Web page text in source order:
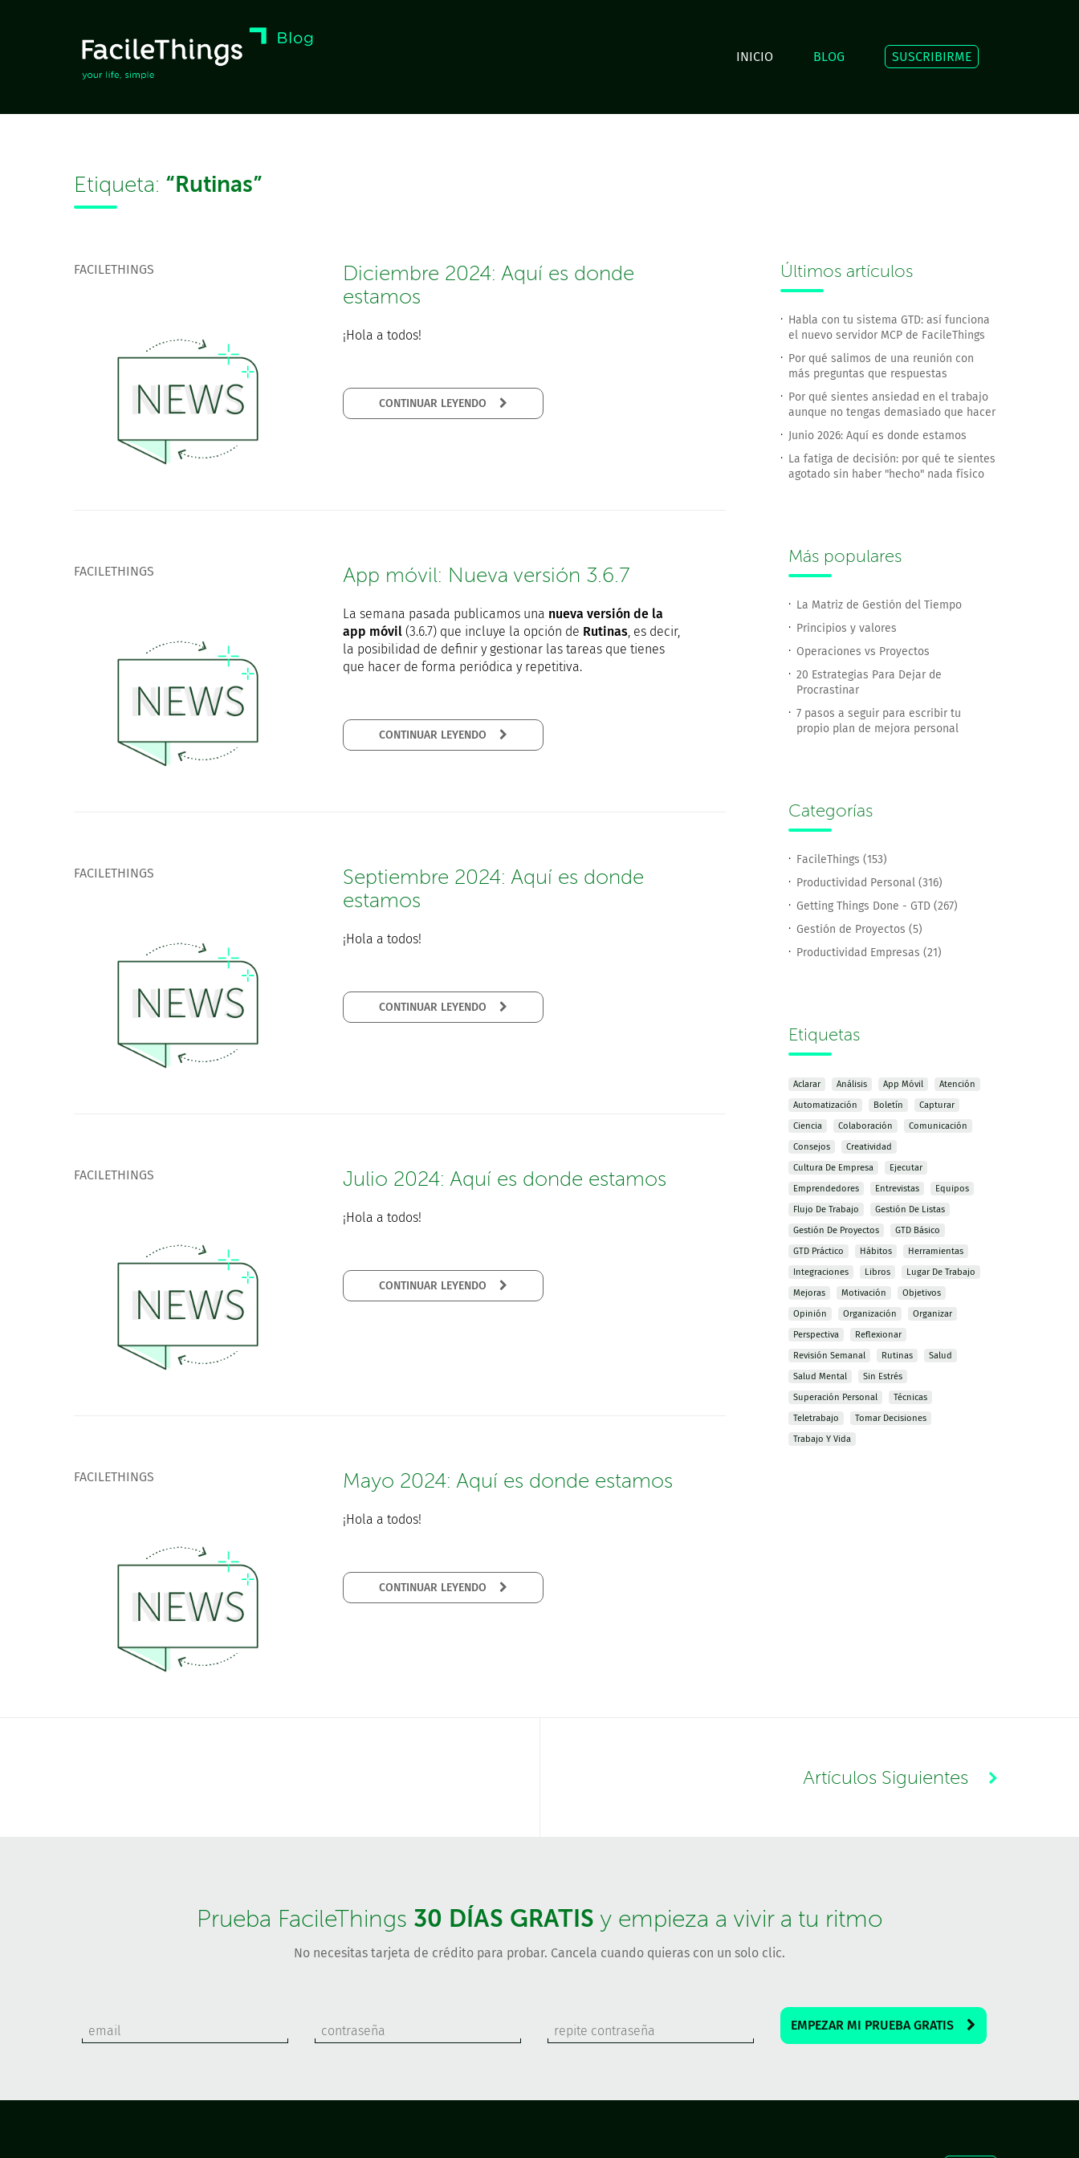
INICIO BLOG SUSCRIBIRME
Etiqueta: “Rutinas”
FACILETHINGS
Diciembre 2024: Aquí es donde
estamos
¡Hola a todos!
FACILETHINGS App móvil: Nueva versión 3.6.7
La semana pasada publicamos una nueva versión de la
app móvil(3.6.7) que incluye la opción de Rutinas, es decir,
la posibilidad de definir y gestionar las tareas que tienes
que hacer de forma periódica y repetitiva.
FACILETHINGS
Septiembre 2024: Aquí es donde
estamos
¡Hola a todos!
FACILETHINGS Julio 2024: Aquí es donde estamos
¡Hola a todos!
FACILETHINGS Mayo 2024: Aquí es donde estamos
¡Hola a todos!
Últimos artículos
Habla con tu sistema GTD: así funciona
el nuevo servidor MCP de FacileThings
Por qué salimos de una reunión con
más preguntas que respuestas
Por qué sientes ansiedad en el trabajo
aunque no tengas demasiado que hacer
Junio 2026: Aquí es donde estamos
La fatiga de decisión: por qué te sientes
agotado sin haber "hecho" nada físico
Más populares
La Matriz de Gestión del Tiempo
Principios y valores
Operaciones vs Proyectos
20 Estrategias Para Dejar de
Procrastinar
7 pasos a seguir para escribir tu
propio plan de mejora personal
Categorías
FacileThings (153)
Productividad Personal (316)
Getting Things Done - GTD (267)
Gestión de Proyectos (5)
Productividad Empresas (21)
Etiquetas
Aclarar Análisis App Móvil
Atención
Automatización
Boletín
Capturar
Ciencia
Colaboración
Comunicación
Consejos
Creatividad
Cultura De Empresa
Ejecutar
Emprendedores
Entrevistas
Equipos
Flujo De Trabajo
Gestión De Listas
Gestión De Proyectos
GTD Básico
GTD Práctico
Hábitos
Herramientas
Integraciones
Libros
Lugar De Trabajo
Mejoras
Motivación
Objetivos
Opinión
Organización
Organizar
Perspectiva
Reflexionar
Revisión Semanal
Rutinas
Salud
Salud Mental
Sin Estrés
Superación Personal
Técnicas
Teletrabajo
Tomar Decisiones
Trabajo Y Vida
Artículos Siguientes
Prueba FacileThings 30 DÍAS GRATIS y empieza a vivir a tu ritmo
No necesitas tarjeta de crédito para probar. Cancela cuando quieras con un solo clic.